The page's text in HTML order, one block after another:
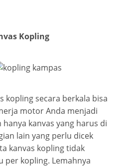
Kopling
kopling secara berkala bisa
motor Anda menjadi
hanya kanvas yang harus di
lain yang perlu dicek
kanvas kopling tidak
per kopling. Lemahnya